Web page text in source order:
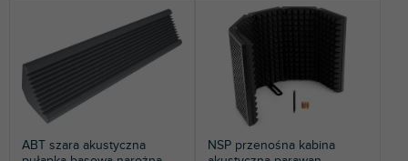
NAJCZĘŚCIEJ SPRZEDAWANE
ALFABETYCZNIE
ABT szara akustyczna
NSP przenośna kabina